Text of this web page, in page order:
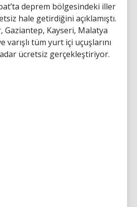
deprem bölgesindeki iller
hale getirdiğini açıklamıştı.
Gaziantep, Kayseri, Malatya
varışlı tüm yurt içi uçuşlarını
ücretsiz gerçekleştiriyor.